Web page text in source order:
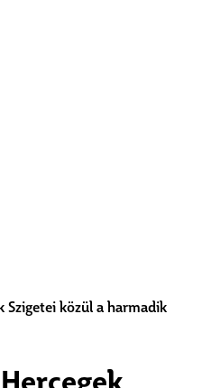
Szigetei közül a harmadik